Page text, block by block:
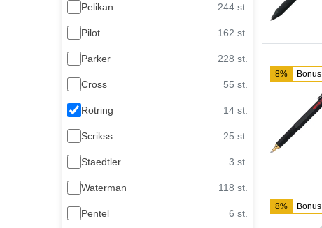
Pelikan 244 st.
Pilot 162 st.
Parker 228 st.
Cross 55 st.
Rotring 14 st.
Scrikss 25 st.
Staedtler 3 st.
Waterman 118 st.
Pentel 6 st.
8% Bonus
8% Bonus